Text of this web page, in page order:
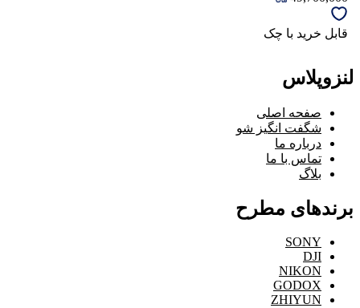
قابل خرید با چک
لنزوپلاس
صفحه اصلی
شگفت انگیز شو
درباره ما
تماس با ما
بلاگ
برندهای مطرح
SONY
DJI
NIKON
GODOX
ZHIYUN